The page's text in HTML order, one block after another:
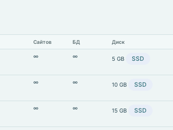
Сайтов БД Диск
∞ ∞ 5 GB SSD
∞ ∞ 10 GB SSD
∞ ∞ 15 GB SSD